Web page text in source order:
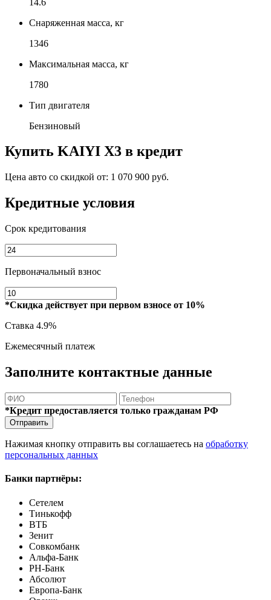
Снаряженная масса, кг
1346
Максимальная масса, кг
1780
Тип двигателя
Бензиновый
Купить KAIYI X3 в кредит
Цена авто со скидкой от: 1 070 900 руб.
Кредитные условия
Срок кредитования
Первоначальный взнос
*Скидка действует при первом взносе от 10%
Ставка 4.9%
Ежемесячный платеж
Заполните контактные данные
*Кредит предоставляется только гражданам РФ
Отправить
Нажимая кнопку отправить вы соглашаетесь на обработку
персональных данных
Банки партнёры:
Сетелем
Тинькофф
ВТБ
Зенит
Совкомбанк
Альфа-Банк
РН-Банк
Абсолют
Европа-Банк